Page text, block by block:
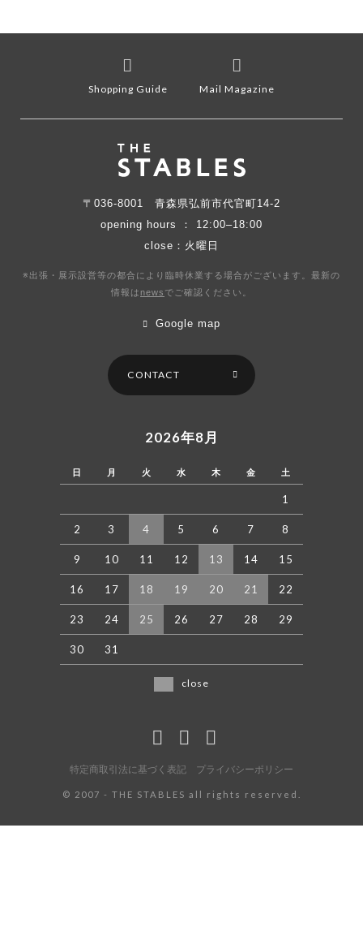
Shopping Guide Mail Magazine
〒036-8001 青森県弘前市代官町14-2
opening hours ： 12:00–18:00
close：火曜日
※出張・展示設営等の都合により臨時休業する場合がございます。最新の
情報は news で ご確認ください。
Google map
CONTACT
2026年8月
日 月 火 水 木 金 土
1
2 3 4 5 6 7 8
9 10 11 12 13 14 15
16 17 18 19 20 21 22
23 24 25 26 27 28 29
30 31
close
©️ 2007 - THE STABLES all rights reserved.
特定商取引法に基づく表記 プライバシーポリシー